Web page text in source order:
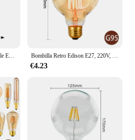
Bombilla Edison Retro regulable E27, CA 220V, 110V, 40W, decoración Industrial Vintage, lámparas de filamento A19, ST64, T10, T45, G80, G95, G125 Bombilla Retro Edison E27, 220V, 40W, A19, A60, T10, T45, T185, ST64, G80, G95, ampolla incandescente Vintage
€4.23